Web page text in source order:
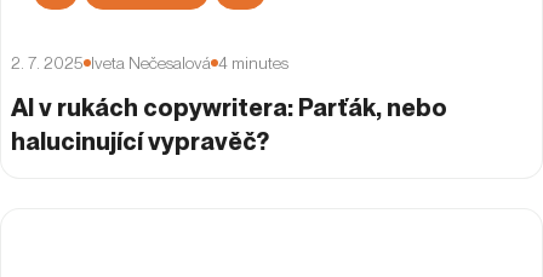
2. 7. 2025 Iveta Nečesalová 4 minutes
AI v rukách copywritera: Parťák, nebo
halucinující vypravěč?